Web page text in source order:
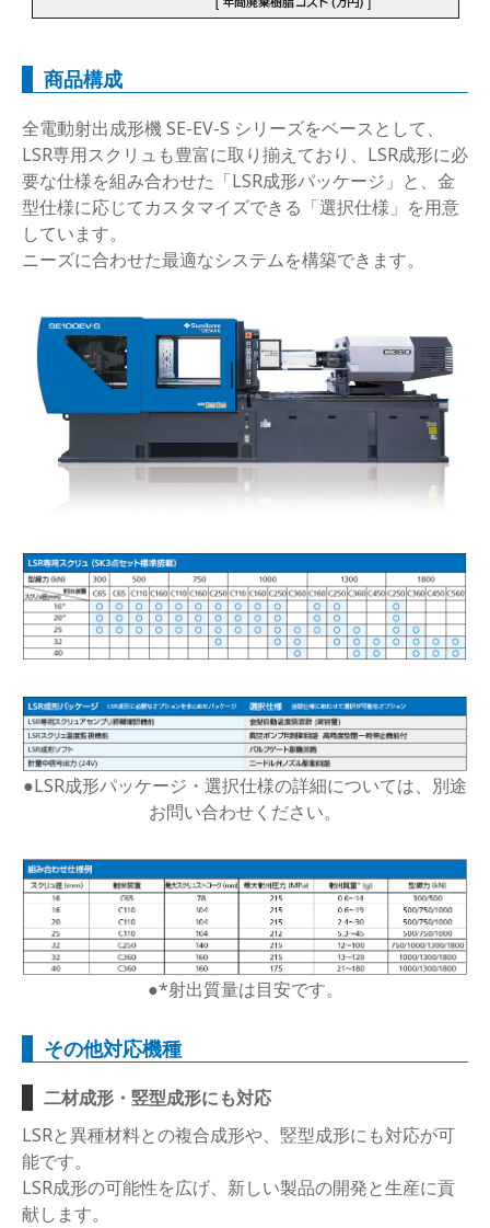
商品構成
全電動射出成形機 SE-EV-S シリーズをベースとして、
LSR専用スクリュも豊富に取り揃えており、LSR成形に必
要な仕様を組み合わせた「LSR成形パッケージ」と、金
型仕様に応じてカスタマイズできる「選択仕様」を用意
しています。
ニーズに合わせた最適なシステムを構築できます。
●LSR成形パッケージ・選択仕様の詳細については、別途
お問い合わせください。
●*射出質量は目安です。
その他対応機種
二材成形・竪型成形にも対応
LSRと異種材料との複合成形や、竪型成形にも対応が可
能です。
LSR成形の可能性を広げ、新しい製品の開発と生産に貢
献します。